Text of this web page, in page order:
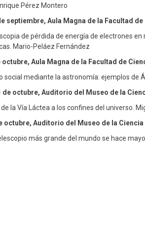
Pérez Montero
septiembre, Aula Magna de la Facultad
de pérdida de energía de electrones en
Mario-Peláez Fernández
octubre, Aula Magna de la Facultad de
mediante la astronomía: ejemplos de
de octubre, Auditorio del Museo de la
la Vía Láctea a los confines del universo.
octubre, Auditorio del Museo de la Ciencia
más grande del mundo se hace